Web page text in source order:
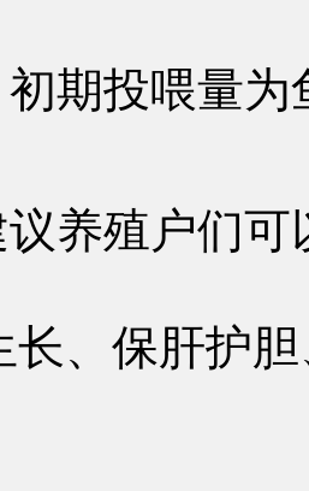
期投喂量为
养殖户们可
长、保肝护